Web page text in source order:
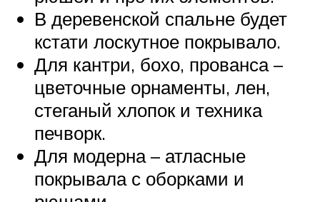
В деревенской спальне будет
кстати лоскутное покрывало.
Для кантри, бохо, прованса –
цветочные орнаменты, лен,
стеганый хлопок и техника
печворк.
Для модерна – атласные
покрывала с оборками и